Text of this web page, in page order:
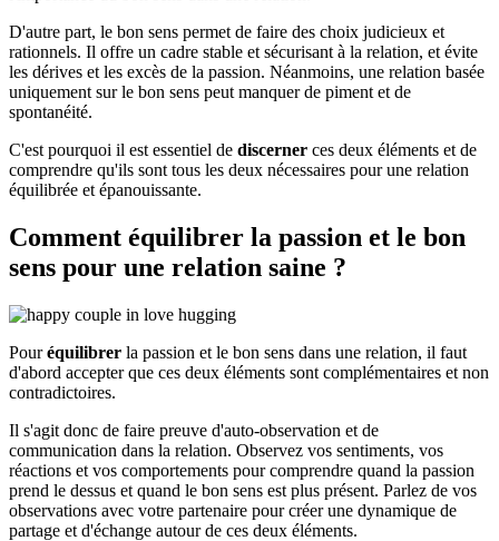
D'autre part, le bon sens permet de faire des choix judicieux et
rationnels. Il offre un cadre stable et sécurisant à la relation, et évite
les dérives et les excès de la passion. Néanmoins, une relation basée
uniquement sur le bon sens peut manquer de piment et de
spontanéité.
C'est pourquoi il est essentiel de discerner ces deux éléments et de
comprendre qu'ils sont tous les deux nécessaires pour une relation
équilibrée et épanouissante.
Comment équilibrer la passion et le bon
sens pour une relation saine ?
Pouréquilibrer la passion et le bon sens dans une relation, il faut
d'abord accepter que ces deux éléments sont complémentaires et non
contradictoires.
Il s'agit donc de faire preuve d'auto-observation et de
communication dans la relation. Observez vos sentiments, vos
réactions et vos comportements pour comprendre quand la passion
prend le dessus et quand le bon sens est plus présent. Parlez de vos
observations avec votre partenaire pour créer une dynamique de
partage et d'échange autour de ces deux éléments.